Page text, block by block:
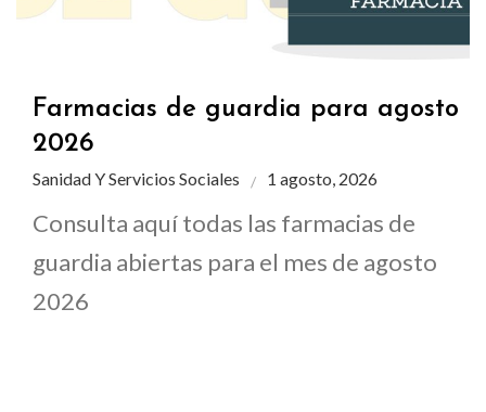
Farmacias de guardia para agosto
2026
Sanidad Y Servicios Sociales 1 agosto, 2026
Consulta aquí todas las farmacias de
guardia abiertas para el mes de agosto
2026